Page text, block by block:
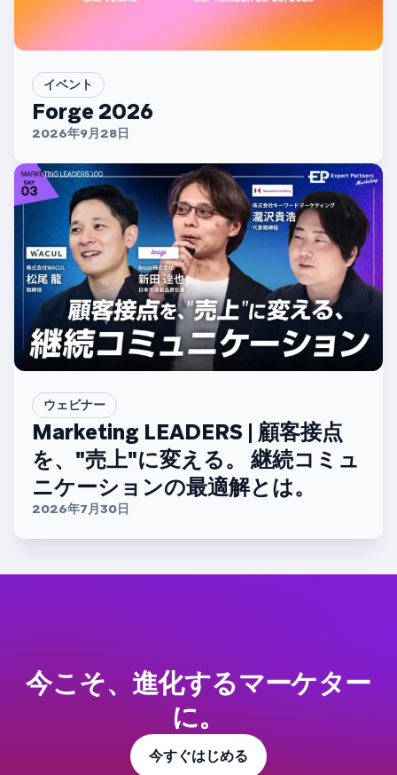
イベント
Forge 2026
2026年9月28日
ウェビナー
Marketing LEADERS | 顧客接点
を、"売上"に変える。 継続コミュ
ニケーションの最適解とは。
2026年7月30日
今こそ、進化するマーケター
に。
今すぐはじめる